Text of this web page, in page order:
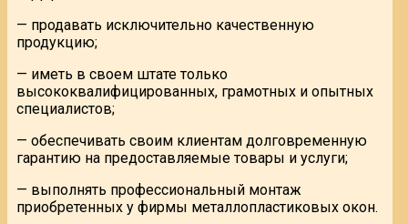
— продавать исключительно качественную
продукцию;
— иметь в своем штате только
высококвалифицированных, грамотных и опытных
специалистов;
— обеспечивать своим клиентам долговременную
гарантию на предоставляемые товары и услуги;
— выполнять профессиональный монтаж
приобретенных у фирмы металлопластиковых окон.